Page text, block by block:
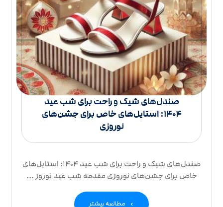
صندل‌های شیک و راحت برای شب عید
1404: استایل‌های خاص برای جشن‌های
نوروزی
صندل‌های شیک و راحت برای شب عید 1404: استایل‌های
خاص برای جشن‌های نوروزی مقدمه شب عید نوروز ...
مطالعه بیشتر